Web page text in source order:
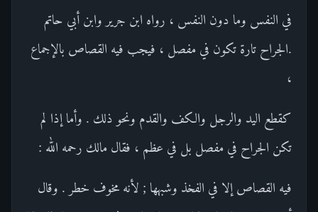
في النفس وما دون النفس ، رواه ابن جرير وابن أبي حاتم
.الجراح تارة تكون في مفصل ، فيجب فيه القصاص بالإجماع
،
كقطع اليد والرجل والكف والقدم ونحو ذلك . وأما إذا لم
تكن الجراح في مفصل بل في عظم ، فقال مالك رحمه الله :
فيه القصاص إلا في الفخذ وشبهها ; لأنه مخوف خطر . وقال